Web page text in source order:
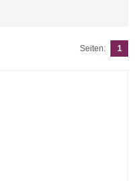
Seiten: 1